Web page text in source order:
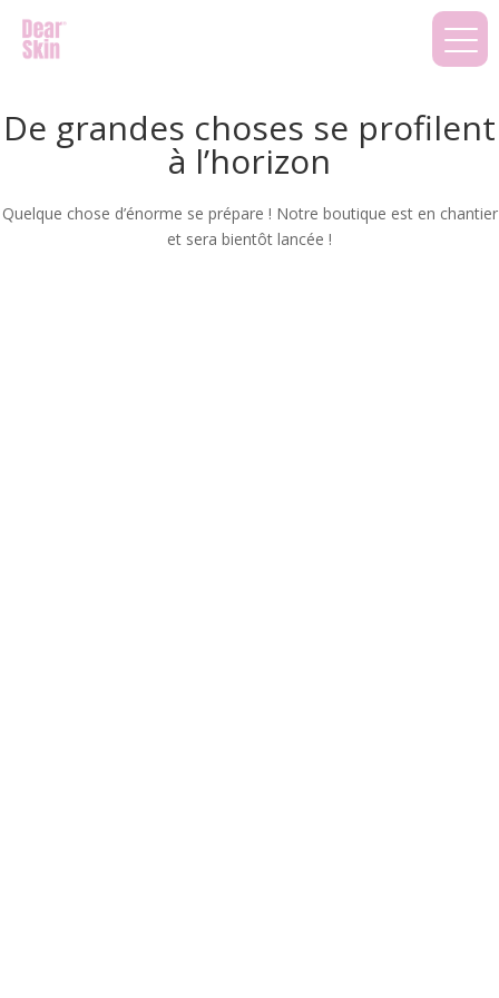
De grandes choses se profilent
à l’horizon
Quelque chose d’énorme se prépare ! Notre boutique est en chantier
et sera bientôt lancée !